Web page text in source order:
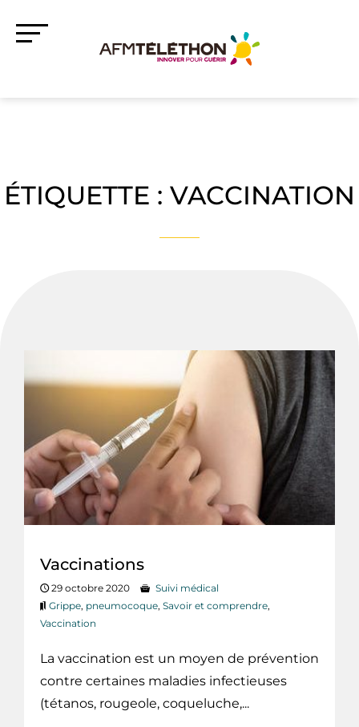
ÉTIQUETTE : VACCINATION
Vaccinations
29 octobre 2020
Suivi médical
Grippe, pneumocoque, Savoir et comprendre,
Vaccination
La vaccination est un moyen de prévention
contre certaines maladies infectieuses
(tétanos, rougeole, coqueluche,...